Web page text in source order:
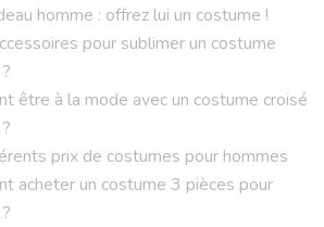
homme : offrez lui un costume !
pour sublimer un costume
être à la mode avec un costume croisé
prix de costumes pour hommes
acheter un costume 3 pièces pour